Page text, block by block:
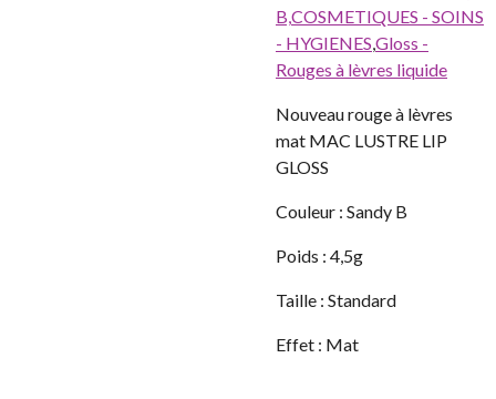
B,COSMETIQUES - SOINS
- HYGIENES,Gloss -
Rouges à lèvres liquide
Nouveau rouge à lèvres
mat MAC LUSTRE LIP
GLOSS
Couleur : Sandy B
Poids : 4,5g
Taille : Standard
Effet : Mat